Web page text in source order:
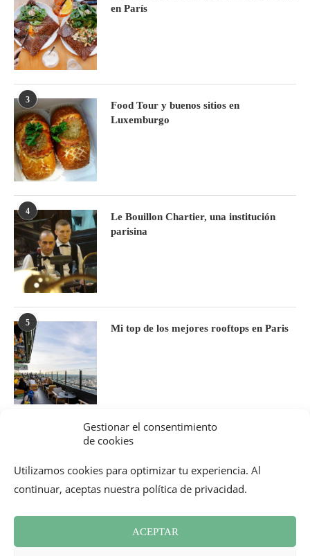
Gestionar el consentimiento
de cookies
Utilizamos cookies para optimizar tu experiencia. Al
continuar, aceptas nuestra política de privacidad.
ACEPTAR
en París
3
Food Tour y buenos sitios en
Luxemburgo
4
Le Bouillon Chartier, una institución
parisina
5
Mi top de los mejores rooftops en Paris